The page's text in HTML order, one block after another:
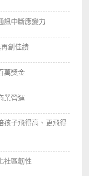
訊中斷應變力
創佳績
萬獎金
業營運
子飛得高、更飛得
社區韌性